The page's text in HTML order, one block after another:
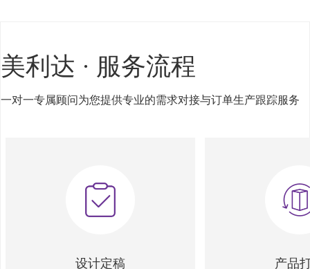
美利达 · 服务流程
一对一专属顾问为您提供专业的需求对接与订单生产跟踪服务
设计定稿 产品